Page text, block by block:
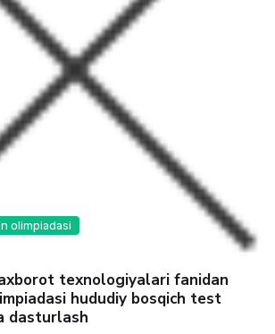
olimpiadasi
texnologiyalari fanidan
hududiy bosqich test
dasturlash